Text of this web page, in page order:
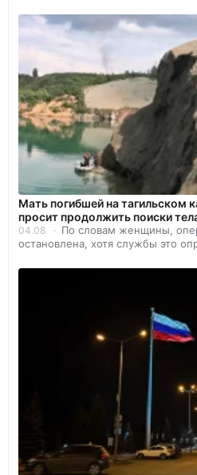
Мать погибшей на тагильском
просит продолжить поиски
04.08
По словам женщины,
остановлена, хотя службы это